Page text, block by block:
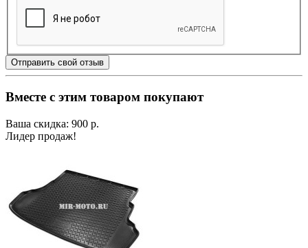
Отправить свой отзыв
Вместе с этим товаром покупают
Ваша скидка: 900 р.
Лидер продаж!